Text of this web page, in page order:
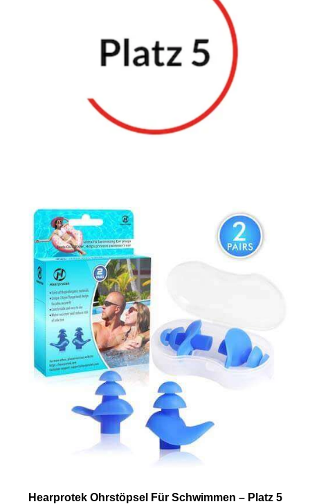
Hearprotek Ohrstöpsel Für Schwimmen – Platz 5